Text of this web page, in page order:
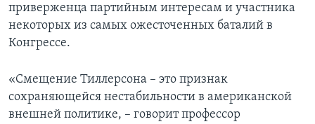
приверженца партийным интересам и участника
некоторых из самых ожесточенных баталий в
Конгрессе.
«Смещение Тиллерсона – это признак
сохраняющейся нестабильности в американской
внешней политике, – говорит профессор